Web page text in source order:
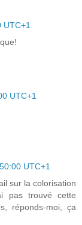
UTC+1
UTC+1
UTC+1
sur la colorisation
pas trouvé cette
réponds-moi, ça